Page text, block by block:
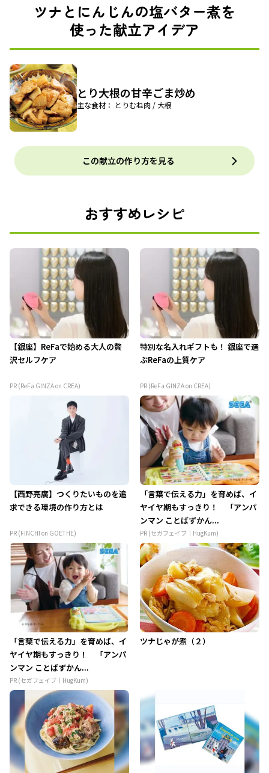
ツナとにんじんの塩バター煮を
使った献立アイデア
とり大根の甘辛ごま炒め
主な食材： とりむね肉 / 大根
この献立の作り方を見る
おすすめレシピ
【銀座】ReFaで始める大人の贅
沢セルフケア
PR (ReFa GINZA on CREA)
特別な名入れギフトも！ 銀座で選
ぶReFaの上質ケア
PR (ReFa GINZA on CREA)
【西野亮廣】つくりたいものを追
求できる環境の作り方とは
PR (FINCHI on GOETHE)
「言葉で伝える力」を育めば、イ
ヤイヤ期もすっきり！ 「アンパ
ンマン ことばずかん...
PR (セガフェイブ｜HugKum)
「言葉で伝える力」を育めば、イ
ヤイヤ期もすっきり！ 「アンパ
ンマン ことばずかん...
PR (セガフェイブ｜HugKum)
ツナじゃが煮（２）